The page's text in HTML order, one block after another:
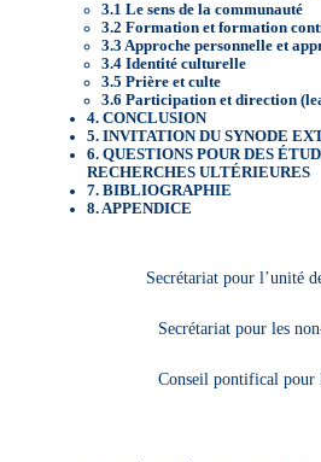
3.1 Le sens de la communauté
3.2 Formation et formation
3.3 Approche personnelle et
3.4 Identité culturelle
3.5 Prière et culte
3.6 Participation et direction
4. CONCLUSION
5. INVITATION DU SYNODE
6. QUESTIONS POUR DES
RECHERCHES ULTÉRIEURES
7. BIBLIOGRAPHIE
8. APPENDICE
Secrétariat pour l’unité
Secrétariat pour les
Conseil pontifical pour